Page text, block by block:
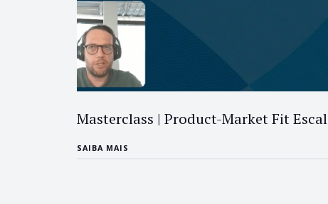
Masterclass | Product-Market Fit
SAIBA MAIS